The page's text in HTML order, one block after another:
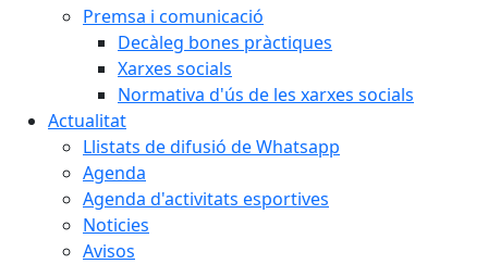
Premsa i comunicació
Decàleg bones pràctiques
Xarxes socials
Normativa d'ús de les xarxes socials
Actualitat
Llistats de difusió de Whatsapp
Agenda
Agenda d'activitats esportives
Noticies
Avisos